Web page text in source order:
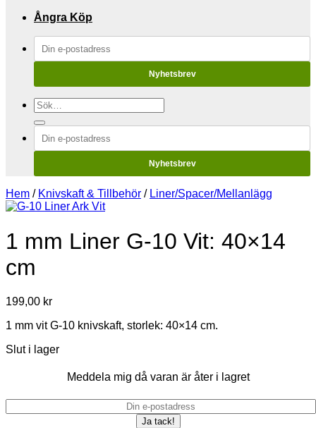
Ångra Köp
Nyhetsbrev
Sök
efter:
Nyhetsbrev
Hem / Knivskaft & Tillbehör / Liner/Spacer/Mellanlägg
1 mm Liner G-10 Vit: 40×14
cm
199,00 kr
1 mm vit G-10 knivskaft, storlek: 40×14 cm.
Slut i lager
Meddela mig då varan är åter i lagret